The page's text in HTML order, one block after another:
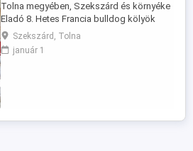
Tolna megyében, Szekszárd és környéke
Eladó 8. Hetes Francia bulldog kölyök
kutyusok . Felelőségteljes Gazdikat
keresünk akik szerető otthont tudnak
biztosítani a kutyusok számára.
Szekszárd, Tolna
január 1